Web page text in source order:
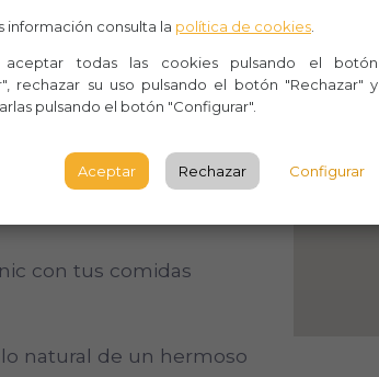
playa para leer un libro,
perfecto para conectarte
te relajas con el
con tus comidas
natural de un hermoso
información consulta la política de cookies
aceptar todas las cookies pulsando el botón
rechazar su uso pulsando el botón "Rechazar" y
pulsando el botón "Configurar".
Aceptar Rechazar Configurar